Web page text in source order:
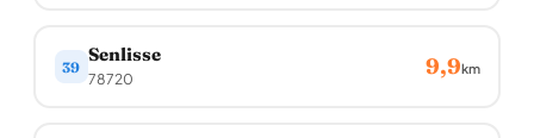
39
Senlisse
78720 9,9km